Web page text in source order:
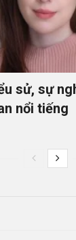
sử, sự
nổi tiếng